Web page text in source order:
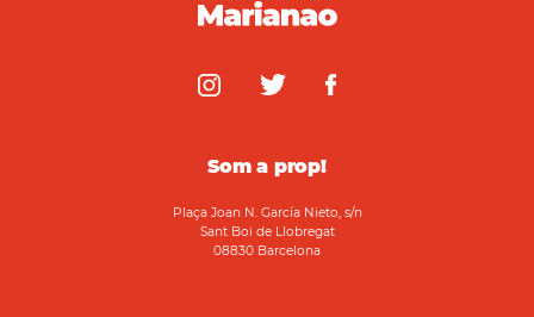
Som a prop!
Plaça Joan N. García Nieto, s/n
Sant Boi de Llobregat
08830 Barcelona